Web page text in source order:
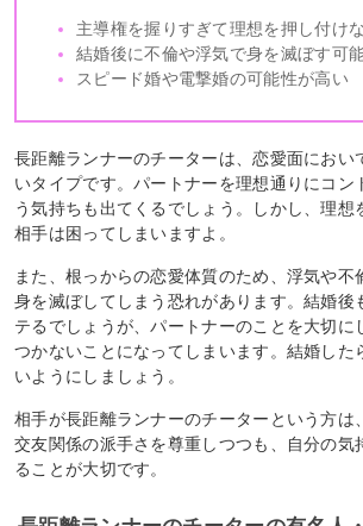
主導権を握りすぎて理想を押し付け
結婚後に不倫や浮気で身を滅ぼす可
スピード婚や電撃婚の可能性が高い
長距離ランナーのチーターは、恋愛面におい
いタイプです。パートナーを理想通りにコン
う気持ちも出てくるでしょう。しかし、理想
相手は困ってしまいますよ。
また、根っからの恋愛体質のため、浮気や不
身を滅ぼしてしまう恐れがあります。結婚後
テるでしょうが、パートナーのことを大切に
つかないことになってしまいます。結婚した
いようにしましょう。
相手が長距離ランナーのチーターという方は
交友関係の派手さを尊重しつつも、自分の気
ることが大切です。